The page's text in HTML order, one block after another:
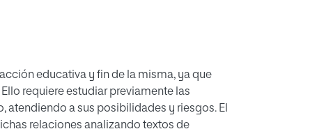
educativa y fin de la misma, ya que
requiere estudiar previamente las
a sus posibilidades y riesgos. El
relaciones analizando textos de